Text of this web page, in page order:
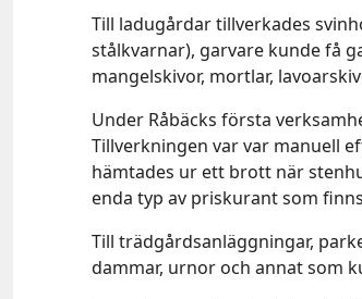
Till ladugårdar tillverkades
stålkvarnar), garvare kunde få
mangelskivor, mortlar,
Under Råbäcks första
Tillverkningen var var manuell
hämtades ur ett brott när
enda typ av priskurant som
Till trädgårdsanläggningar,
dammar, urnor och annat som